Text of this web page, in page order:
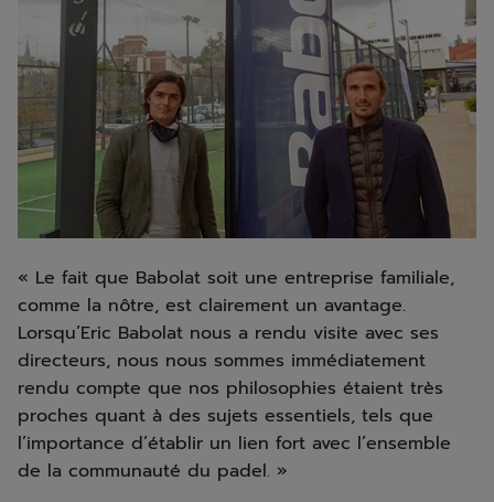
« Le fait que Babolat soit une entreprise familiale,
comme la nôtre, est clairement un avantage.
Lorsqu’Eric Babolat nous a rendu visite avec ses
directeurs, nous nous sommes immédiatement
rendu compte que nos philosophies étaient très
proches quant à des sujets essentiels, tels que
l’importance d’établir un lien fort avec l’ensemble
de la communauté du padel. »